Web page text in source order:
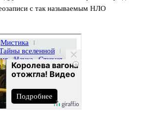
с так называемым НЛО